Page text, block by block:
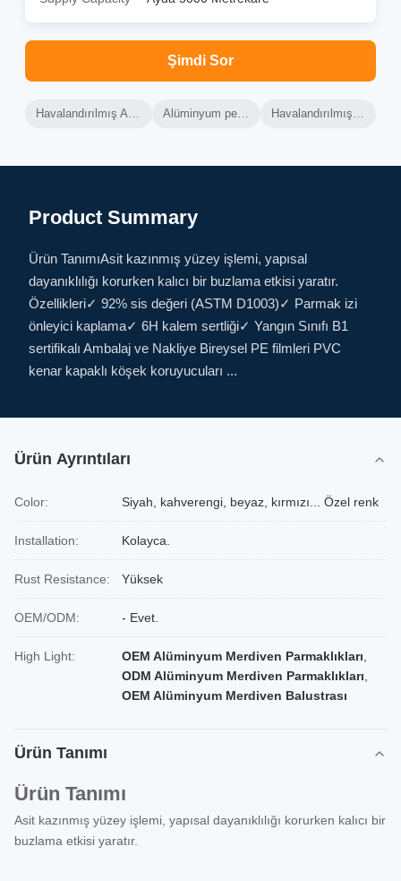
Şimdi Sor
Havalandırılmış Alüminyum Perde Duvarı Alüminyum perde duvar çerçevesi Havalandırılmış Perde Duvarı Isıtma
Product Summary
Ürün TanımıAsit kazınmış yüzey işlemi, yapısal
dayanıklılığı korurken kalıcı bir buzlama etkisi yaratır.
Özellikleri✓ 92% sis değeri (ASTM D1003)✓ Parmak izi
önleyici kaplama✓ 6H kalem sertliği✓ Yangın Sınıfı B1
sertifikalı Ambalaj ve Nakliye Bireysel PE filmleri PVC
kenar kapaklı köşek koruyucuları ...
Ürün Ayrıntıları
Color: Siyah, kahverengi, beyaz, kırmızı... Özel renk
Installation: Kolayca.
Rust Resistance: Yüksek
OEM/ODM: - Evet.
High Light: OEM Alüminyum Merdiven Parmaklıkları
ODM Alüminyum Merdiven Parmaklıkları
OEM Alüminyum Merdiven Balustrası
Ürün Tanımı
Ürün Tanımı
Asit kazınmış yüzey işlemi, yapısal dayanıklılığı korurken kalıcı bir
buzlama etkisi yaratır.